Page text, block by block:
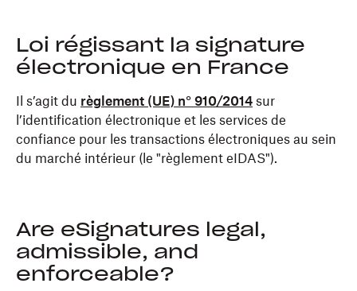
Loi régissant la signature
électronique en France
Il s’agit du règlement (UE) n° 910/2014 sur
l’identification électronique et les services de
confiance pour les transactions électroniques au sein
du marché intérieur (le "règlement eIDAS").
Are eSignatures legal,
admissible, and
enforceable?